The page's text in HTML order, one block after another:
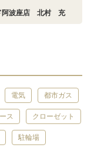
阿波座店 北村 充
電気 都市ガス
ス クローゼット
駐輪場